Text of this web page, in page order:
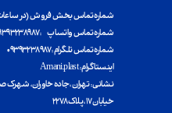
شماره تماس بخش فروش (در ساعات اداری):
شماره تماس واتساپ : ۰۹۳۹۳۲۳۸۹۸۷
شماره تماس تلگرام : ۰۹۳۹۳۲۳۸۹۸۷
اینستاگرام : Amani.plast
​​​​​​​نشانی : تهران ، جاده خاوران ، شهرک
خیابان ۱۷ ، پلاک ۲۲۷۸